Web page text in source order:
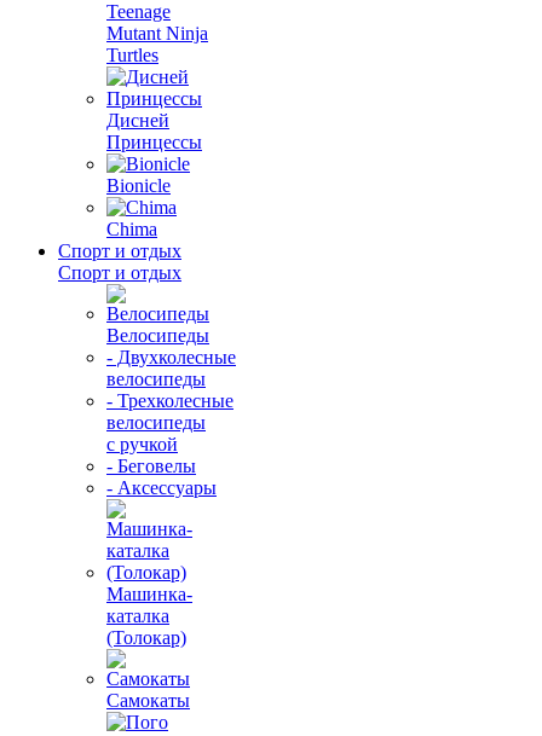
Teenage
Mutant Ninja
Turtles
Дисней
Принцессы
Bionicle
Chima
Спорт и отдых
Спорт и отдых
Велосипеды
- Двухколесные
велосипеды
- Трехколесные
велосипеды
с ручкой
- Беговелы
- Аксессуары
Машинка-
каталка
(Толокар)
Самокаты